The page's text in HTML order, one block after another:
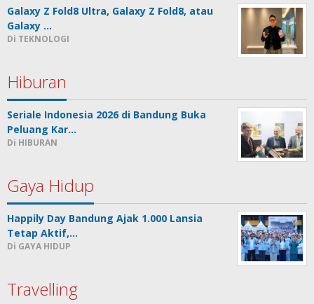
Galaxy Z Fold8 Ultra, Galaxy Z Fold8, atau
Galaxy …
Di TEKNOLOGI
Hiburan
Seriale Indonesia 2026 di Bandung Buka
Peluang Kar…
Di HIBURAN
Gaya Hidup
Happily Day Bandung Ajak 1.000 Lansia
Tetap Aktif,…
Di GAYA HIDUP
Travelling